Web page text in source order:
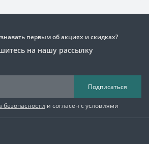
первым об акциях и скидках?
на нашу рассылку
Подписаться
безопасности и согласен с условиями